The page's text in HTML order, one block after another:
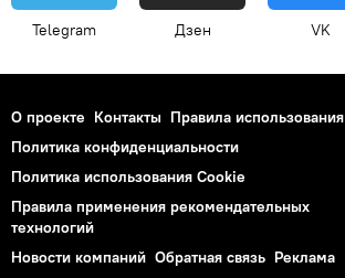
Telegram Дзен VK
О проекте Контакты Правила использования
Политика конфиденциальности
Политика использования Cookie
Правила применения рекомендательных
технологий
Новости компаний Обратная связь Реклама